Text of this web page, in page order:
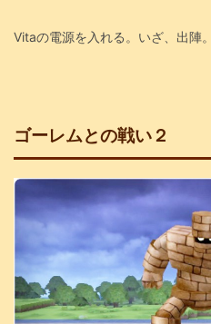
Vitaの電源を入れる。いざ、出陣。
ゴーレムとの戦い２